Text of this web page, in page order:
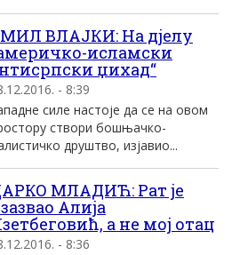
ВЛАЈКИ: На дјелу
исламски
џихад“
- 8:39
силе настоје да се на овом
створи бошњачко-
друштво, изјавио...
МЛАДИЋ: Рат је
Алија
а не мој отац
- 8:36